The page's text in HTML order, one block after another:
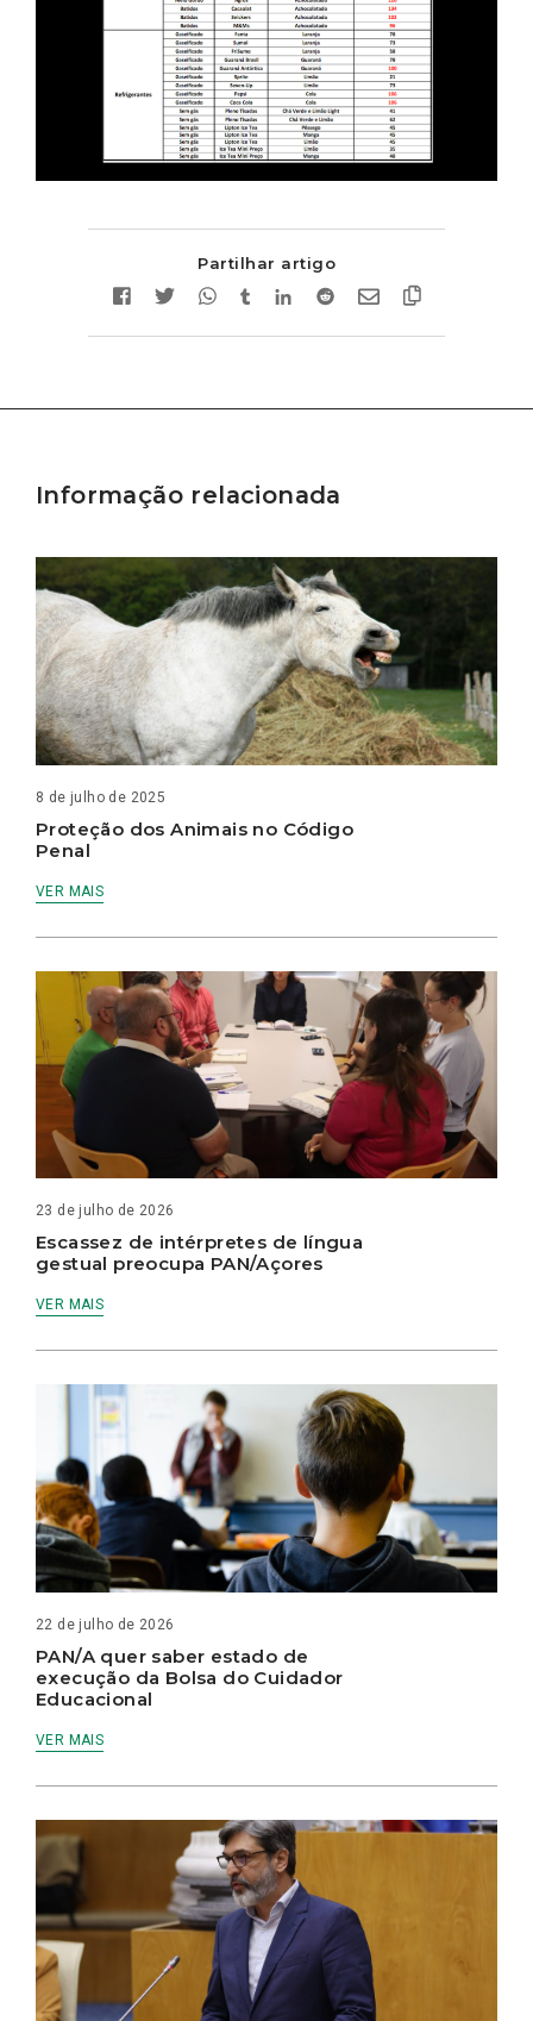
Partilhar artigo
Informação relacionada
8 de julho de 2025
Proteção dos Animais no Código
Penal
VER MAIS
23 de julho de 2026
Escassez de intérpretes de língua
gestual preocupa PAN/Açores
VER MAIS
22 de julho de 2026
PAN/A quer saber estado de
execução da Bolsa do Cuidador
Educacional
VER MAIS